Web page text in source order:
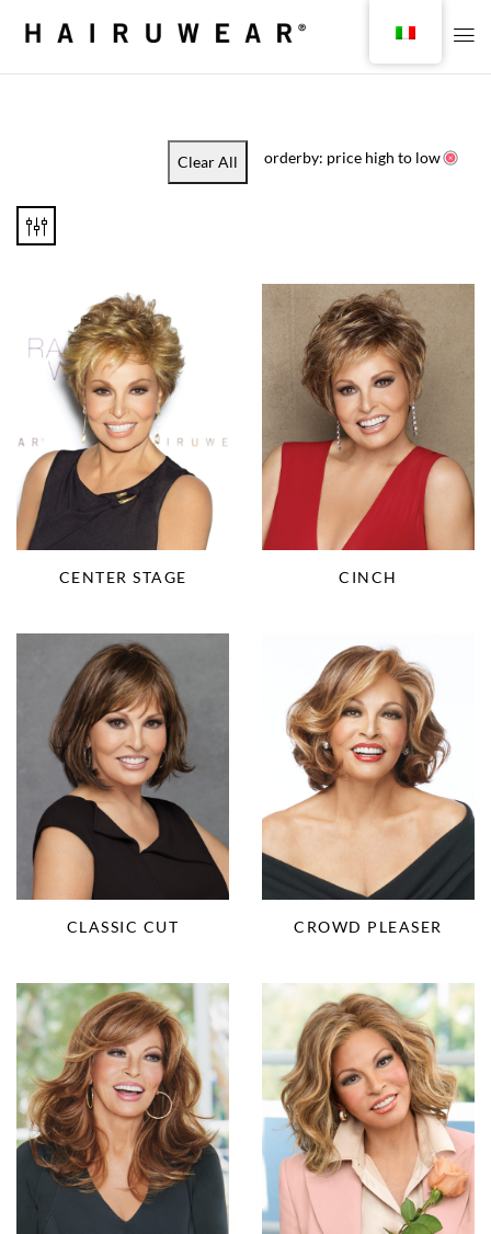
Clear All orderby: price high to low
CENTER STAGE CINCH
CLASSIC CUT CROWD PLEASER